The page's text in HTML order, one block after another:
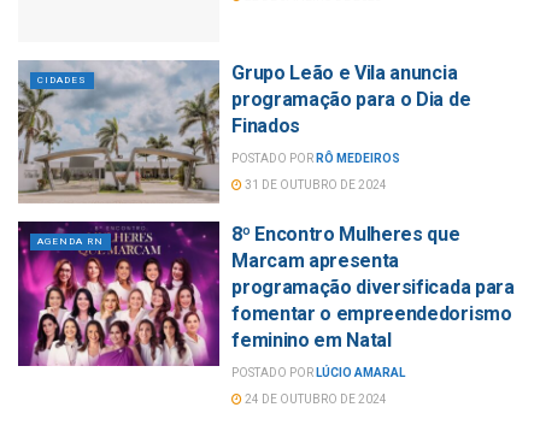
CIDADES
Grupo Leão e Vila anuncia
programação para o Dia de
Finados
POSTADO POR RÔ MEDEIROS
31 DE OUTUBRO DE 2024
AGENDA RN
8º Encontro Mulheres que
Marcam apresenta
programação diversificada para
fomentar o empreendedorismo
feminino em Natal
POSTADO POR LÚCIO AMARAL
24 DE OUTUBRO DE 2024